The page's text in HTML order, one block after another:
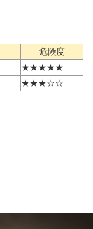
危険度
★★★★★
★★★☆☆